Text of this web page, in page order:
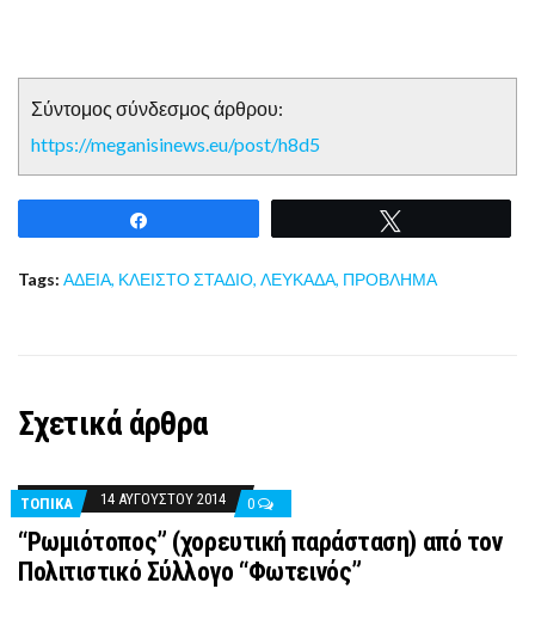
Σύντομος σύνδεσμος άρθρου:
https://meganisinews.eu/post/h8d5
Tags: ΑΔΕΙΑ, ΚΛΕΙΣΤΟ ΣΤΑΔΙΟ, ΛΕΥΚΑΔΑ, ΠΡΟΒΛΗΜΑ
Σχετικά άρθρα
ΤΟΠΙΚΑ 14 ΑΥΓΟΎΣΤΟΥ 2014 0
“Ρωμιότοπος” (χορευτική παράσταση) από τον
Πολιτιστικό Σύλλογο “Φωτεινός”